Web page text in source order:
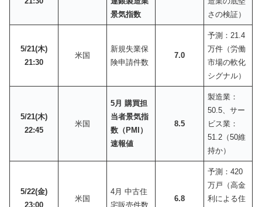
景気指数
さの検証）
5/21(木)
21:30
米国
新規失業保
険申請件数
7.0
予測：21.4
万件（労働
市場の軟化
シグナル）
5/21(木)
22:45
米国
5月 購買担
当者景気指
数（PMI）
速報値
8.5
製造業：
50.5、サー
ビス業：
51.2（50維
持か）
5/22(金)
23:00
米国
4月 中古住
宅販売件数
6.8
予測：420
万戸（高金
利による住